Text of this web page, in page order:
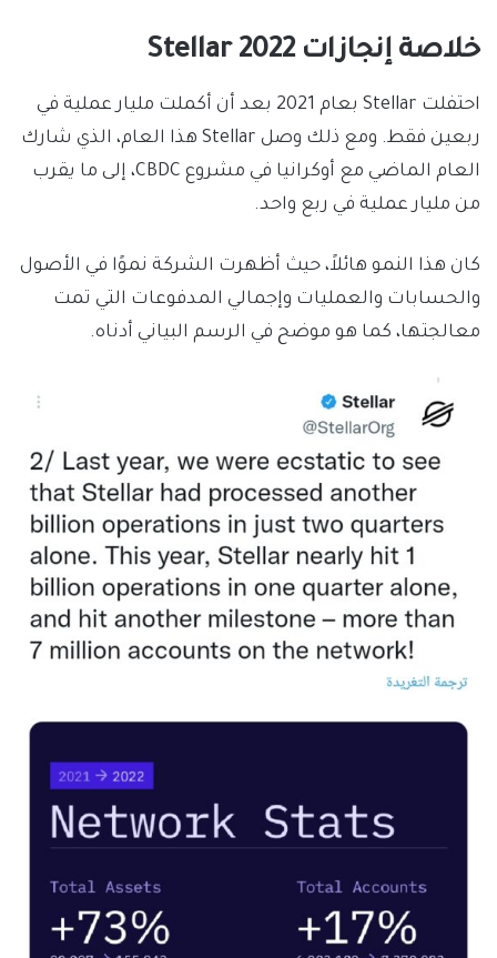
خلاصة إنجازات Stellar 2022
احتفلت Stellar بعام 2021 بعد أن أكملت مليار عملية في
ربعين فقط. ومع ذلك وصل Stellar هذا العام، الذي شارك
العام الماضي مع أوكرانيا في مشروع CBDC، إلى ما يقرب
من مليار عملية في ربع واحد.
كان هذا النمو هائلاً، حيث أظهرت الشركة نموًا في الأصول
والحسابات والعمليات وإجمالي المدفوعات التي تمت
معالجتها، كما هو موضح في الرسم البياني أدناه.